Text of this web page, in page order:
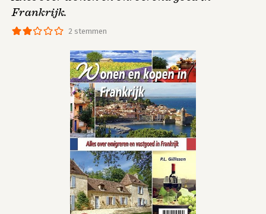
2 stemmen
Frankrijk.